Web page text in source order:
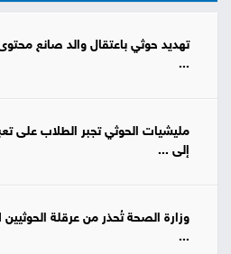
تهديد حوثي باعتقال والد صانع
...
مليشيات الحوثي تجبر الطلاب على
إلى ...
وزارة الصحة تُحذر من عرقلة
...